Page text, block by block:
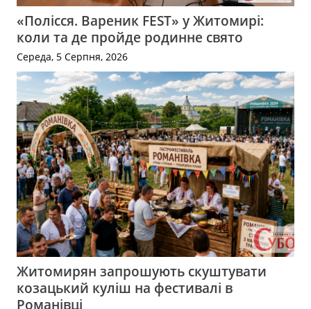
«Полісся. Вареник FEST» у Житомирі:
коли та де пройде родинне свято
Середа, 5 Серпня, 2026
Житомирян запрошують скуштувати
козацький куліш на фестивалі в
Романівці